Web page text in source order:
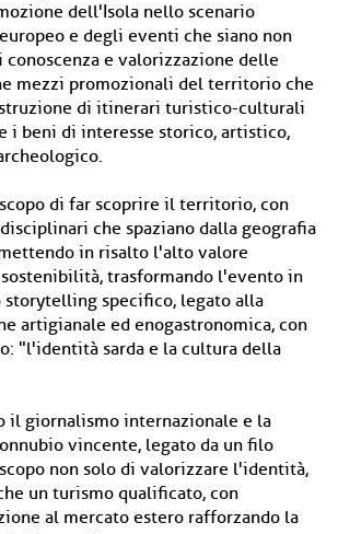
dell'Isola nello scenario
e degli eventi che siano non
e valorizzazione delle
mezzi promozionali del territorio che
di itinerari turistico-culturali
i beni di interesse storico, artistico,
di far scoprire il territorio, con
che spaziano dalla geografia
in risalto l'alto valore
trasformando l'evento in
storytelling specifico, legato alla
artigianale ed enogastronomica, con
"l'identità sarda e la cultura della
il giornalismo internazionale e la
vincente, legato da un filo
non solo di valorizzare l'identità,
un turismo qualificato, con
al mercato estero rafforzando la